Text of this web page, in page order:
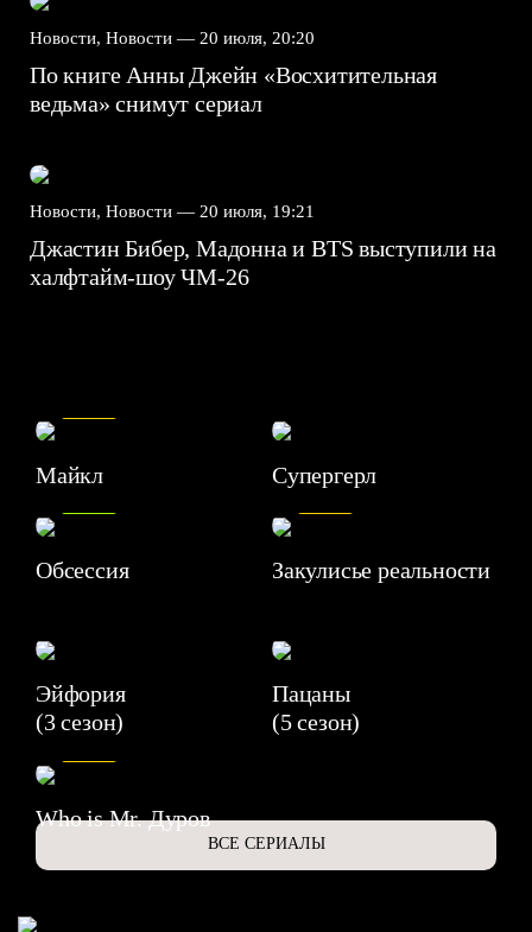
Новости, Новости — 20 июля, 20:20
По книге Анны Джейн «Восхитительная
ведьма» снимут сериал
Новости, Новости — 20 июля, 19:21
Джастин Бибер, Мадонна и BTS выступили на
халфтайм-шоу ЧМ-26
Майкл Супергерл
8.2
Обсессия
7.1
Закулисье реальности
Эйфория
(3 сезон)
Пацаны
(5 сезон)
Who is Mr. Дуров
ВСЕ СЕРИАЛЫ